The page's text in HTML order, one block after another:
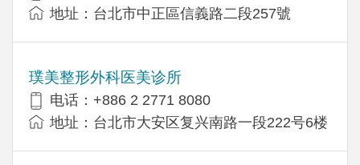
地址：台北市中正區信義路二段257號
璞美整形外科医美诊所
电话：+886 2 2771 8080
地址：台北市大安区复兴南路一段222号6楼